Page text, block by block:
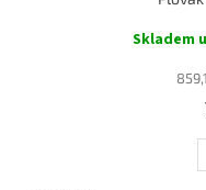
Skladem